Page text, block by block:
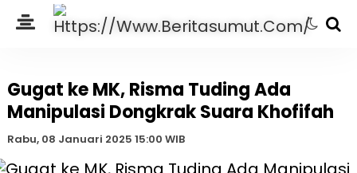
Gugat ke MK, Risma Tuding Ada
Manipulasi Dongkrak Suara Khofifah
Rabu, 08 Januari 2025 15:00 WIB